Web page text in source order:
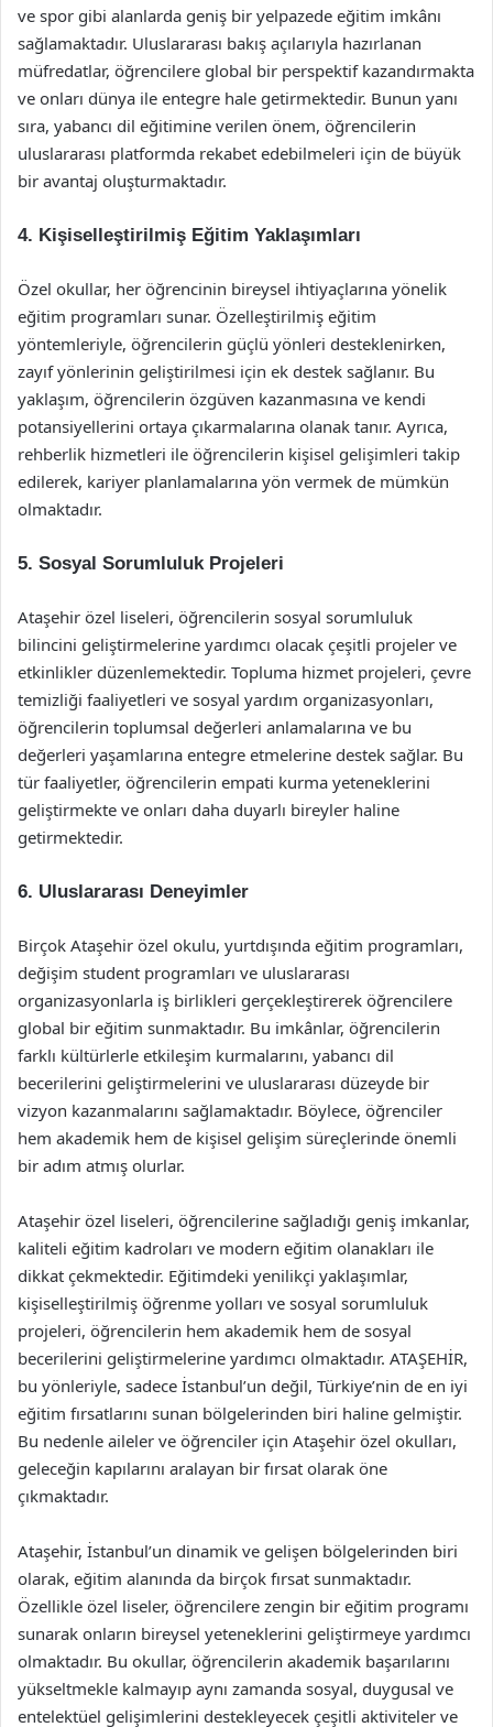
ve spor gibi alanlarda geniş bir yelpazede eğitim imkânı
sağlamaktadır. Uluslararası bakış açılarıyla hazırlanan
müfredatlar, öğrencilere global bir perspektif kazandırmakta
ve onları dünya ile entegre hale getirmektedir. Bunun yanı
sıra, yabancı dil eğitimine verilen önem, öğrencilerin
uluslararası platformda rekabet edebilmeleri için de büyük
bir avantaj oluşturmaktadır.
4. Kişiselleştirilmiş Eğitim Yaklaşımları
Özel okullar, her öğrencinin bireysel ihtiyaçlarına yönelik
eğitim programları sunar. Özelleştirilmiş eğitim
yöntemleriyle, öğrencilerin güçlü yönleri desteklenirken,
zayıf yönlerinin geliştirilmesi için ek destek sağlanır. Bu
yaklaşım, öğrencilerin özgüven kazanmasına ve kendi
potansiyellerini ortaya çıkarmalarına olanak tanır. Ayrıca,
rehberlik hizmetleri ile öğrencilerin kişisel gelişimleri takip
edilerek, kariyer planlamalarına yön vermek de mümkün
olmaktadır.
5. Sosyal Sorumluluk Projeleri
Ataşehir özel liseleri, öğrencilerin sosyal sorumluluk
bilincini geliştirmelerine yardımcı olacak çeşitli projeler ve
etkinlikler düzenlemektedir. Topluma hizmet projeleri, çevre
temizliği faaliyetleri ve sosyal yardım organizasyonları,
öğrencilerin toplumsal değerleri anlamalarına ve bu
değerleri yaşamlarına entegre etmelerine destek sağlar. Bu
tür faaliyetler, öğrencilerin empati kurma yeteneklerini
geliştirmekte ve onları daha duyarlı bireyler haline
getirmektedir.
6. Uluslararası Deneyimler
Birçok Ataşehir özel okulu, yurtdışında eğitim programları,
değişim student programları ve uluslararası
organizasyonlarla iş birlikleri gerçekleştirerek öğrencilere
global bir eğitim sunmaktadır. Bu imkânlar, öğrencilerin
farklı kültürlerle etkileşim kurmalarını, yabancı dil
becerilerini geliştirmelerini ve uluslararası düzeyde bir
vizyon kazanmalarını sağlamaktadır. Böylece, öğrenciler
hem akademik hem de kişisel gelişim süreçlerinde önemli
bir adım atmış olurlar.
Ataşehir özel liseleri, öğrencilerine sağladığı geniş imkanlar,
kaliteli eğitim kadroları ve modern eğitim olanakları ile
dikkat çekmektedir. Eğitimdeki yenilikçi yaklaşımlar,
kişiselleştirilmiş öğrenme yolları ve sosyal sorumluluk
projeleri, öğrencilerin hem akademik hem de sosyal
becerilerini geliştirmelerine yardımcı olmaktadır. ATAŞEHİR,
bu yönleriyle, sadece İstanbul’un değil, Türkiye’nin de en iyi
eğitim fırsatlarını sunan bölgelerinden biri haline gelmiştir.
Bu nedenle aileler ve öğrenciler için Ataşehir özel okulları,
geleceğin kapılarını aralayan bir fırsat olarak öne
çıkmaktadır.
Ataşehir, İstanbul’un dinamik ve gelişen bölgelerinden biri
olarak, eğitim alanında da birçok fırsat sunmaktadır.
Özellikle özel liseler, öğrencilere zengin bir eğitim programı
sunarak onların bireysel yeteneklerini geliştirmeye yardımcı
olmaktadır. Bu okullar, öğrencilerin akademik başarılarını
yükseltmekle kalmayıp aynı zamanda sosyal, duygusal ve
entelektüel gelişimlerini destekleyecek çeşitli aktiviteler ve